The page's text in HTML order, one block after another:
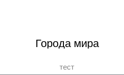
Города мира
тест